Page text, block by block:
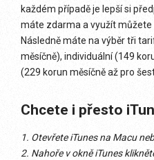
každém případě je lepší si
máte zdarma a využít můžete
Následně máte na výběr tři
měsíčně), individuální (149
(229 korun měsíčně až pro
Chcete i přesto
1. Otevřete iTunes na Macu
2. Nahoře v okně iTunes